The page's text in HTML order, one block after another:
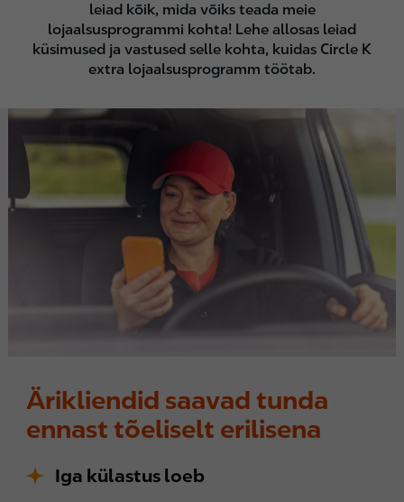
leiad kõik, mida võiks teada meie
lojaalsusprogrammi kohta! Lehe allosas leiad
küsimused ja vastused selle kohta, kuidas Circle K
extra lojaalsusprogramm töötab.
Ärikliendid saavad tunda
ennast tõeliselt erilisena
Iga külastus loeb